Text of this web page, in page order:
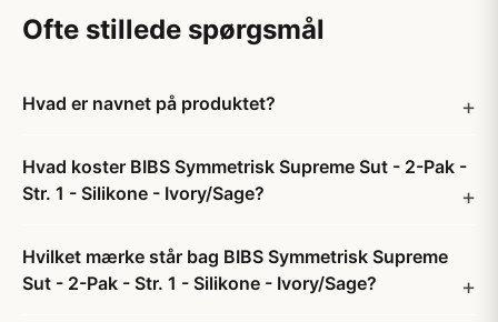
Ofte stillede spørgsmål
Hvad er navnet på produktet?
Hvad koster BIBS Symmetrisk Supreme Sut - 2-Pak -
Str. 1 - Silikone - Ivory/Sage?
Hvilket mærke står bag BIBS Symmetrisk Supreme
Sut - 2-Pak - Str. 1 - Silikone - Ivory/Sage?